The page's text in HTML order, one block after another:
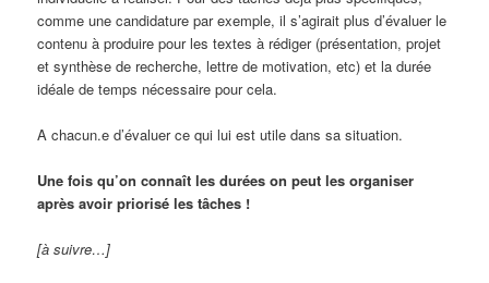
comme une candidature par exemple, il s’agirait plus d’évaluer le
contenu à produire pour les textes à rédiger (présentation, projet
et synthèse de recherche, lettre de motivation, etc) et la durée
idéale de temps nécessaire pour cela.
A chacun.e d’évaluer ce qui lui est utile dans sa situation.
Une fois qu’on connaît les durées on peut les organiser
après avoir priorisé les tâches !
[à suivre…]